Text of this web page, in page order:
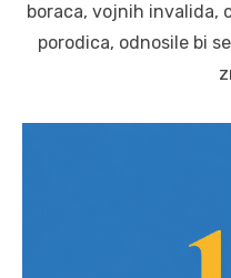
boraca, vojnih invalida,
porodica, odnosile bi